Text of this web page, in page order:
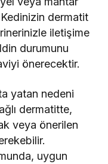
dermatit
iletişime
durumunu
önerecektir.
yatan nedeni
dermatitte,
veya önerilen
uygun